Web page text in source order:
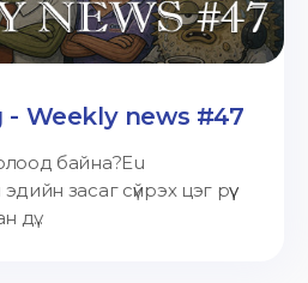
- Weekly news #47
байна?Eu
засаг сүйрэх цэг рүү
дү...